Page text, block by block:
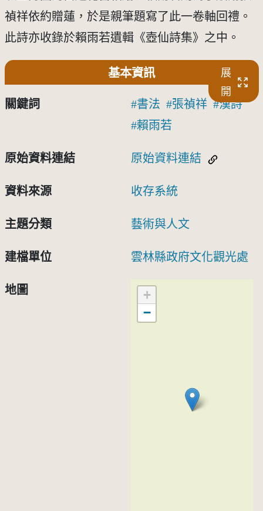
禎祥依約贈蓮，於是親筆題寫了此一卷軸回禮。
此詩亦收錄於賴雨若遺輯《壺仙詩集》之中。
基本資訊
展
開
關鍵詞 書法 張禎祥
漢詩
賴雨若
原始資料連結 原始資料連結
資料來源 收存系統
主題分類 藝術與人文
建檔單位 雲林縣政府文化觀光處
地圖
+
−